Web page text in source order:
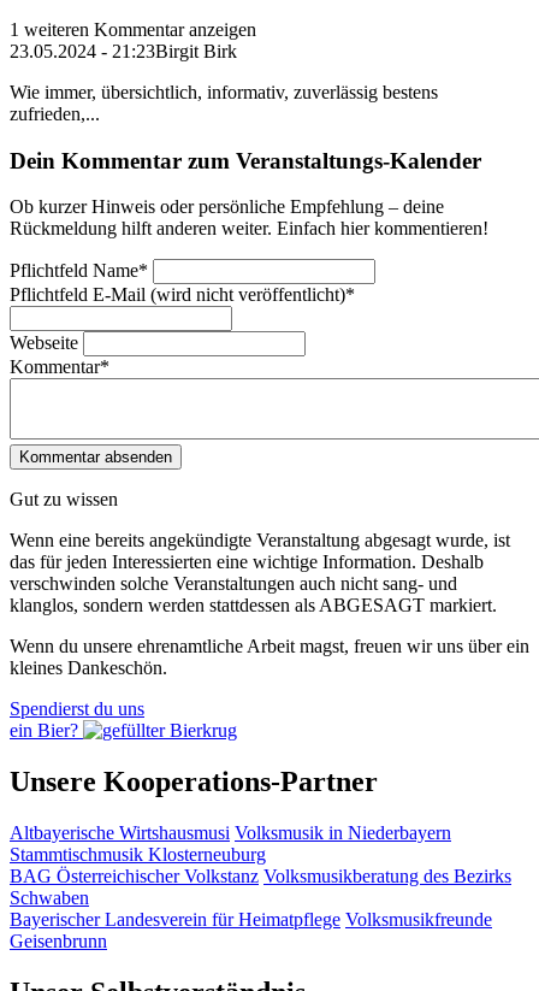
1 weiteren Kommentar anzeigen
23.05.2024 - 21:23Birgit Birk
Wie immer, übersichtlich, informativ, zuverlässig bestens
zufrieden,...
Dein Kommentar zum Veranstaltungs-Kalender
Ob kurzer Hinweis oder persönliche Empfehlung – deine
Rückmeldung hilft anderen weiter. Einfach hier kommentieren!
Pflichtfeld Name*
Pflichtfeld E-Mail (wird nicht veröffentlicht)*
Webseite
Kommentar*
Gut zu wissen
Wenn eine bereits ange­kündigte Veranstaltung abgesagt wurde, ist
das für jeden Interessierten eine wichtige Information. Deshalb
verschwinden solche Veran­staltungen auch nicht sang- und
klanglos, sondern werden statt­dessen alsABGESAGT markiert.
Wenn du unsere ehrenamtliche Arbeit magst, freuen wir uns über ein
kleines Dankeschön.
Spendierst du uns
ein Bier?
Unsere Kooperations-Partner
Altbayerische Wirtshausmusi Volksmusik in Niederbayern
Stammtischmusik Klosterneuburg
BAG Österreichischer Volkstanz Volksmusikberatung des Bezirks
Schwaben
Bayerischer Landesverein für Heimatpflege Volksmusikfreunde
Geisenbrunn